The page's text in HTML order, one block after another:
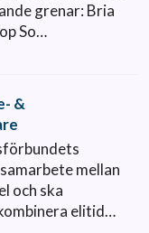
grenar: Bria
So…
&
mellan
och ska
elitid…